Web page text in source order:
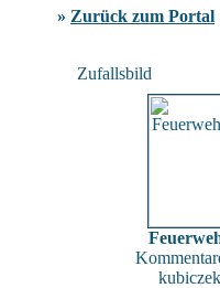
» Zurück zum Portal
Zufallsbild
kubiczek